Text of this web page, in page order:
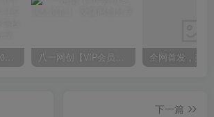
加入VIP会员，享70%的推广提成，免费学习多种网上创业课程，菜鸟秒变大神！ 八一网创【VIP会员专属交流群】
下一篇